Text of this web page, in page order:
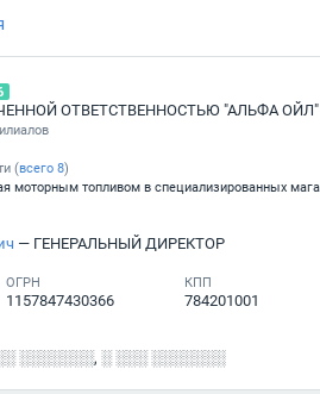
ОТВЕТСТВЕННОСТЬЮ "АЛЬФА ОЙЛ"
(всего 8)
моторным топливом в специализированных
— ГЕНЕРАЛЬНЫЙ ДИРЕКТОР
ОГРН
1157847430366
КПП
784201001
░░░░░░░, ░ ░░░ ░░░░░░░